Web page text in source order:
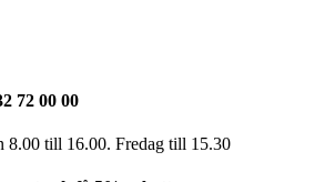
72 00 00
8.00 till 16.00. Fredag ​​till 15.30